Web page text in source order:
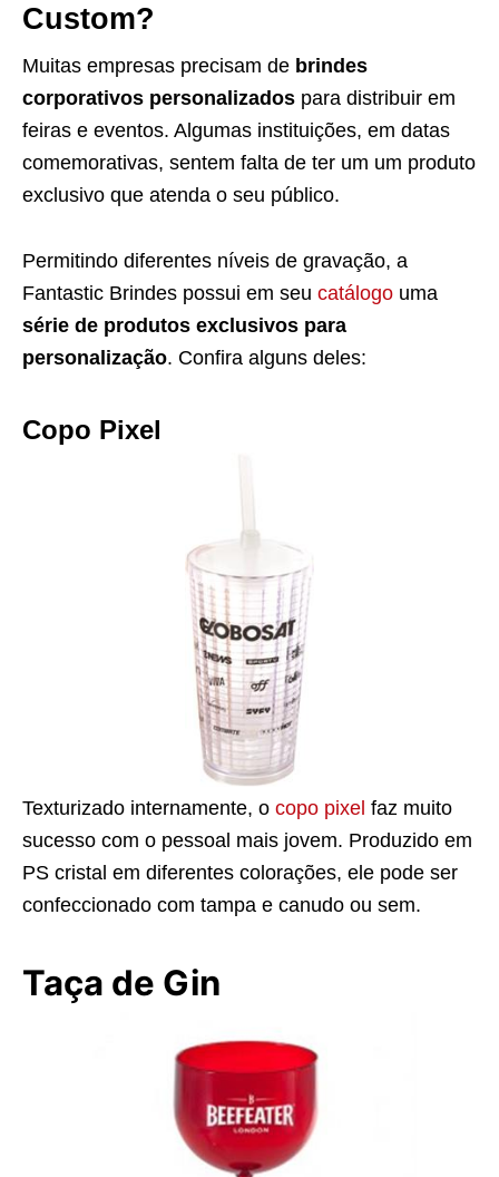
Custom?
Muitas empresas precisam de brindes
corporativos personalizados para distribuir em
feiras e eventos. Algumas instituições, em datas
comemorativas, sentem falta de ter um um produto
exclusivo que atenda o seu público.
Permitindo diferentes níveis de gravação, a
Fantastic Brindes possui em seu catálogo uma
série de produtos exclusivos para
personalização. Confira alguns deles:
Copo Pixel
Texturizado internamente, o copo pixel faz muito
sucesso com o pessoal mais jovem. Produzido em
PS cristal em diferentes colorações, ele pode ser
confeccionado com tampa e canudo ou sem.
Taça de Gin